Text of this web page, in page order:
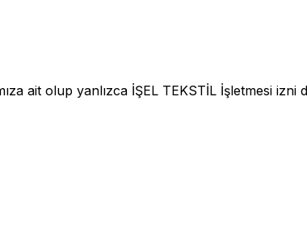
ait olup yanlızca İŞEL TEKSTİL İşletmesi izni